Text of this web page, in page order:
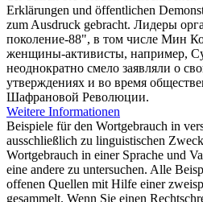
Erklärungen und öffentlichen
zum Ausdruck gebracht. Лидеры
поколение-88", в том числе Мин
женщины-активисты, например,
неоднократно смело заявляли о
утверждениях и во время
Шафрановой Революции.
Weitere Informationen
Beispiele für den Wortgebrauch in
ausschließlich zu linguistischen
Wortgebrauch in einer Sprache und
eine andere zu untersuchen. Alle
offenen Quellen mit Hilfe einer
gesammelt. Wenn Sie einen